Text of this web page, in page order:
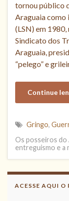
tornou público
Araguaia como
(LSN) em
Sindicato dos
Araguaia,
“pelego” e
Continue
Gringo,
Os posseiros do
entreguismo e a
ACESSE AQUI O